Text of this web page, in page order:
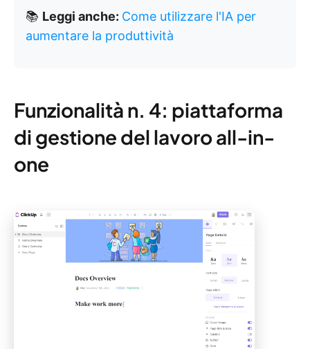
📚 Leggi anche: Come utilizzare l'IA per
aumentare la produttività
Funzionalità n. 4: piattaforma
di gestione del lavoro all-in-
one